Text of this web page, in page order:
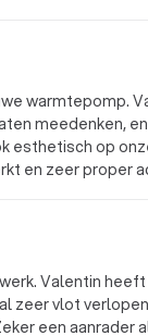
een paar
een stofzuiger
toekomst
warmtepomp.
meedenken,
esthetisch op
en zeer proper
in kilowatt
geeft
Valentin
zeer vlot
een